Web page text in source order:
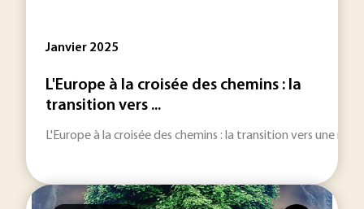
Janvier 2025
L'Europe à la croisée des chemins : la
transition vers ...
L'Europe à la croisée des chemins : la transition vers une